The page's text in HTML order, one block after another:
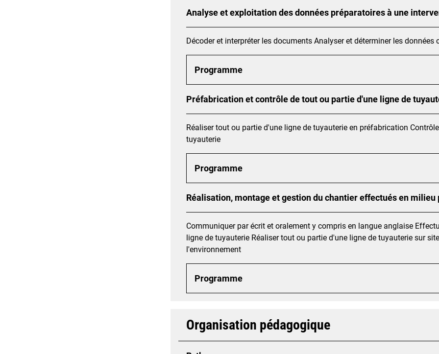
Analyse et exploitation des données préparatoires à une
Décoder et interpréter les documents Analyser et déterminer les données
Programme
Préfabrication et contrôle de tout ou partie d'une ligne de
Réaliser tout ou partie d'une ligne de tuyauterie en préfabrication
tuyauterie
Programme
Réalisation, montage et gestion du chantier effectués en milieu
Communiquer par écrit et oralement y compris en langue anglaise
ligne de tuyauterie Réaliser tout ou partie d'une ligne de tuyauterie sur
l'environnement
Programme
Organisation pédagogique